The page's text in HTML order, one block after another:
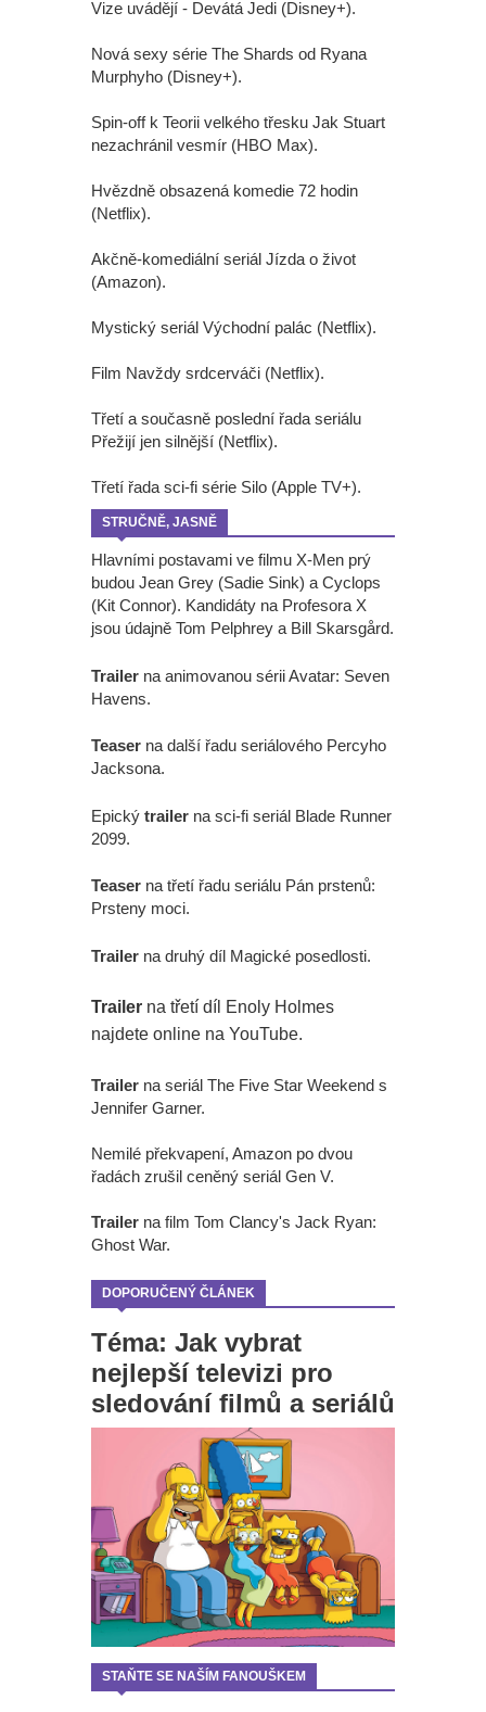
Vize uvádějí - Devátá Jedi (Disney+).
Nová sexy série The Shards od Ryana
Murphyho (Disney+).
Spin-off k Teorii velkého třesku Jak Stuart
nezachránil vesmír (HBO Max).
Hvězdně obsazená komedie 72 hodin
(Netflix).
Akčně-komediální seriál Jízda o život
(Amazon).
Mystický seriál Východní palác (Netflix).
Film Navždy srdcerváči (Netflix).
Třetí a současně poslední řada seriálu
Přežijí jen silnější (Netflix).
Třetí řada sci-fi série Silo (Apple TV+).
STRUČNĚ, JASNĚ
Hlavními postavami ve filmu X-Men prý
budou Jean Grey (Sadie Sink) a Cyclops
(Kit Connor). Kandidáty na Profesora X
jsou údajně Tom Pelphrey a Bill Skarsgård.
Trailer na animovanou sérii Avatar: Seven
Havens.
Teaser na další řadu seriálového Percyho
Jacksona.
Epický trailer na sci-fi seriál Blade Runner
2099.
Teaser na třetí řadu seriálu Pán prstenů:
Prsteny moci.
Trailer na druhý díl Magické posedlosti.
Trailer na třetí díl Enoly Holmes
najdete online na YouTube.
Trailer na seriál The Five Star Weekend s
Jennifer Garner.
Nemilé překvapení, Amazon po dvou
řadách zrušil ceněný seriál Gen V.
Trailer na film Tom Clancy's Jack Ryan:
Ghost War.
DOPORUČENÝ ČLÁNEK
Téma: Jak vybrat
nejlepší televizi pro
sledování filmů a seriálů
STAŇTE SE NAŠÍM FANOUŠKEM